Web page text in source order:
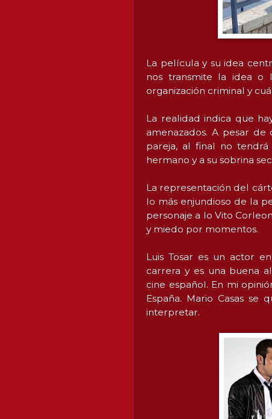
La película y su idea
nos transmite la idea o
organización criminal y
La realidad indica que
amenazados. A pesar
pareja, al final no
hermano y a su sobrina
La representación del
lo más enjundioso de la
personaje a lo Vito
y miedo por momentos.
Luis Tosar es un actor
carrera y es una buena
cine español. En mi
España. Mario Casas se
interpretar.